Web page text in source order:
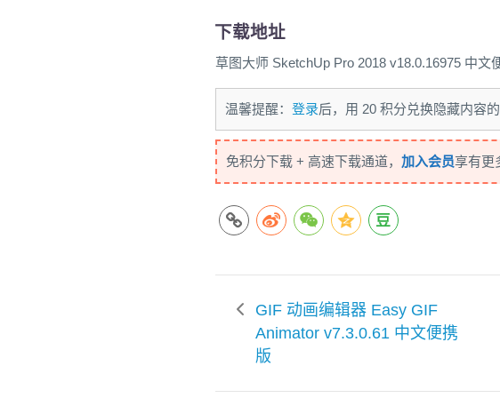
下载地址
草图大师 SketchUp Pro 2018 v18.0.16975 中文
温馨提醒： 登录后，用 20 积分兑换隐藏内容
免积分下载 + 高速下载通道， 加入会员享有更
GIF 动画编辑器 Easy GIF
Animator v7.3.0.61 中文便携
版